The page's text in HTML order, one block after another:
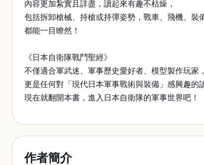
內容更加紮實且詳盡，讀起來有趣不枯燥，
包括拆卸槍械、持槍或持彈姿勢，戰車、飛機、裝
都能一目瞭然！
《日本自衛隊戰鬥聖經》
不僅適合軍武迷、軍事歷史愛好者、模型製作玩家，
更是任何對「現代日本軍事戰術與裝備」感興趣的
現在就翻開本書，進入日本自衛隊的軍事世界吧！
作者簡介